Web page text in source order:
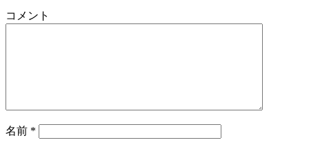
コメント
名前 *